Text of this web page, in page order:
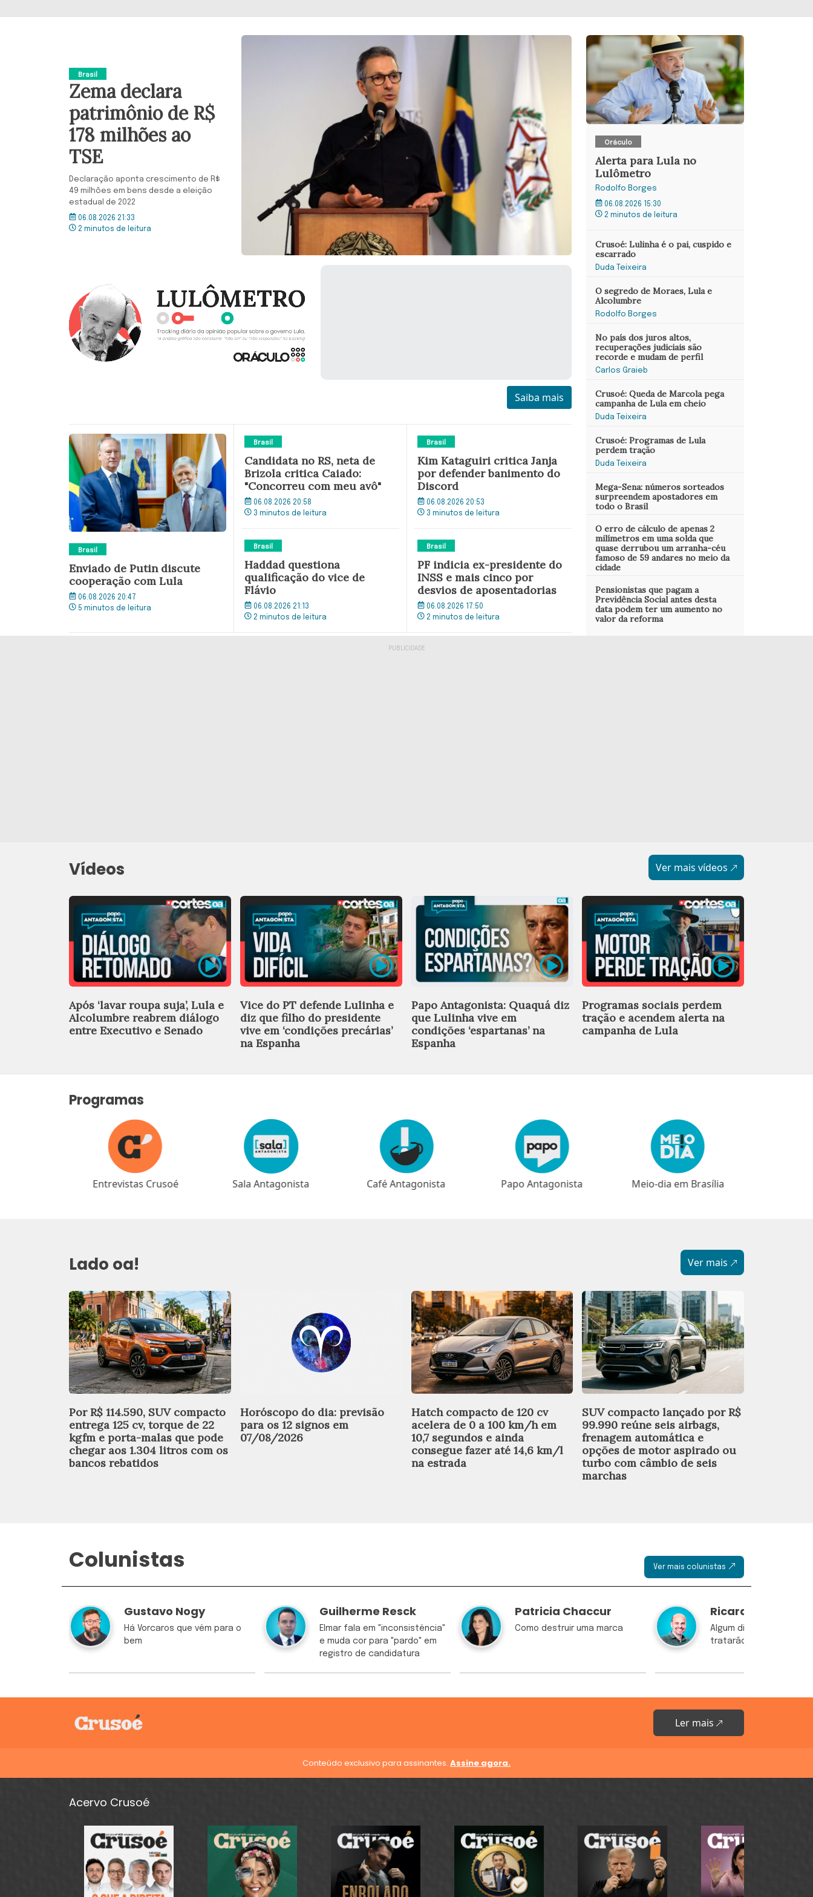
Brasil
Zema declara
patrimônio de R$
178 milhões ao
TSE
Declaração aponta crescimento de R$
49 milhões em bens desde a eleição
estadual de 2022
06.08.2026 21:33
2 minutos de leitura
Saiba mais
Brasil
Enviado de Putin discute
cooperação com Lula
06.08.2026 20:47
5 minutos de leitura
Brasil
Candidata no RS, neta de
Brizola critica Caiado:
"Concorreu com meu avô"
06.08.2026 20:58
3 minutos de leitura
Brasil
Haddad questiona
qualificação do vice de
Flávio
06.08.2026 21:13
2 minutos de leitura
Brasil
Kim Kataguiri critica Janja
por defender banimento do
Discord
06.08.2026 20:53
3 minutos de leitura
Brasil
PF indicia ex-presidente do
INSS e mais cinco por
desvios de aposentadorias
06.08.2026 17:50
2 minutos de leitura
Oráculo
Alerta para Lula no
Lulômetro
Rodolfo Borges
06.08.2026 15:30
2 minutos de leitura
Crusoé: Lulinha é o pai, cuspido e
escarrado
Duda Teixeira
O segredo de Moraes, Lula e
Alcolumbre
Rodolfo Borges
No país dos juros altos,
recuperações judiciais são
recorde e mudam de perfil
Carlos Graieb
Crusoé: Queda de Marcola pega
campanha de Lula em cheio
Duda Teixeira
Crusoé: Programas de Lula
perdem tração
Duda Teixeira
Mega-Sena: números sorteados
surpreendem apostadores em
todo o Brasil
O erro de cálculo de apenas 2
milímetros em uma solda que
quase derrubou um arranha-céu
famoso de 59 andares no meio da
cidade
Pensionistas que pagam a
Previdência Social antes desta
data podem ter um aumento no
valor da reforma
Vídeos Ver mais vídeos
Após ‘lavar roupa suja’, Lula e
Alcolumbre reabrem diálogo
entre Executivo e Senado
Vice do PT defende Lulinha e
diz que filho do presidente
vive em ‘condições precárias’
na Espanha
Papo Antagonista: Quaquá diz
que Lulinha vive em
condições ‘espartanas’ na
Espanha
Programas sociais perdem
tração e acendem alerta na
campanha de Lula
Programas
Sala Antagonista Café Antagonista Papo Antagonista Meio-dia em Brasília ⁠⁠Narrativas
Lado oa! Ver mais
Por R$ 114.590, SUV compacto
entrega 125 cv, torque de 22
kgfm e porta-malas que pode
chegar aos 1.304 litros com os
bancos rebatidos
Horóscopo do dia: previsão
para os 12 signos em
07/08/2026
Hatch compacto de 120 cv
acelera de 0 a 100 km/h em
10,7 segundos e ainda
consegue fazer até 14,6 km/l
na estrada
SUV compacto lançado por R$
99.990 reúne seis airbags,
frenagem automática e
opções de motor aspirado ou
turbo com câmbio de seis
marchas
Colunistas Ver mais colunistas
Gustavo Nogy
Há Vorcaros que vêm para o
bem
Guilherme Resck
Elmar fala em "inconsistência"
e muda cor para "pardo" em
registro de candidatura
Patricia Chaccur
Como destruir uma marca
Ricardo
Algum dia os políticos
tratarão como adultos?
Ler mais
Conteúdo exclusivo para assinantes. Assine agora.
Acervo Crusoé